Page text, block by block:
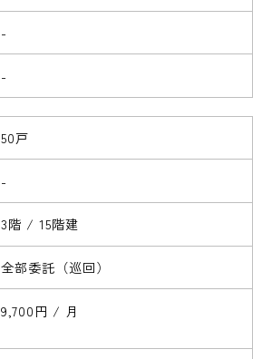
-
-
50戸
-
3階 / 15階建
全部委託（巡回）
9,700円 / 月